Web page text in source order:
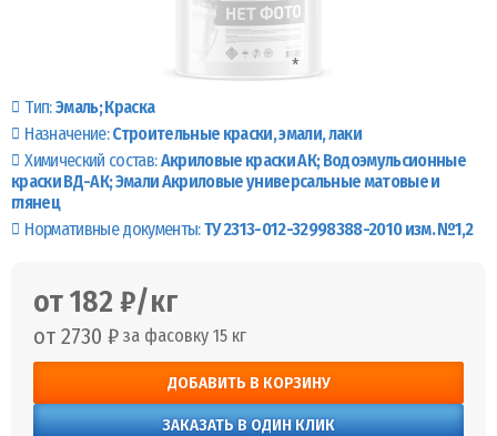
Тип:Эмаль Краска
Назначение:Строительные краски, эмали, лаки
Химический состав:Акриловые краски АК Водоэмульсионные
краски ВД-АК Эмали Акриловые универсальные матовые и
глянец
Нормативные документы:ТУ 2313-012-32998388-2010 изм. №1,2
от 182 ₽/кг
от 2730 ₽ за фасовку 15 кг
ДОБАВИТЬ В КОРЗИНУ
ЗАКАЗАТЬ В ОДИН КЛИК